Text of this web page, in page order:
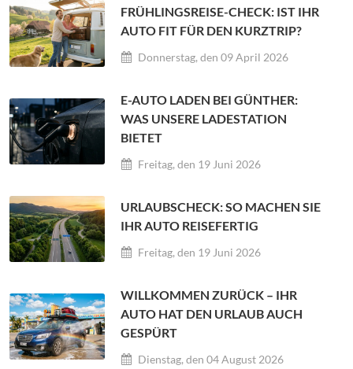
FRÜHLINGSREISE-CHECK: IST IHR
AUTO FIT FÜR DEN KURZTRIP?
Donnerstag, den 09 April 2026
E-AUTO LADEN BEI GÜNTHER:
WAS UNSERE LADESTATION
BIETET
Freitag, den 19 Juni 2026
URLAUBSCHECK: SO MACHEN SIE
IHR AUTO REISEFERTIG
Freitag, den 19 Juni 2026
WILLKOMMEN ZURÜCK – IHR
AUTO HAT DEN URLAUB AUCH
GESPÜRT
Dienstag, den 04 August 2026